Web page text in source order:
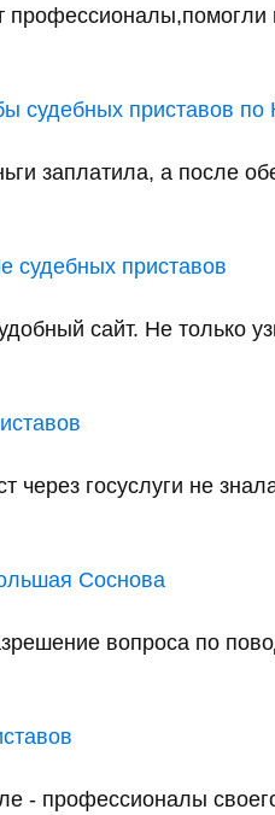
судебных приставов по
заплатила, а после
судебных приставов
сайт. Не только
через госуслуги не
Соснова
вопроса по
- профессионалы